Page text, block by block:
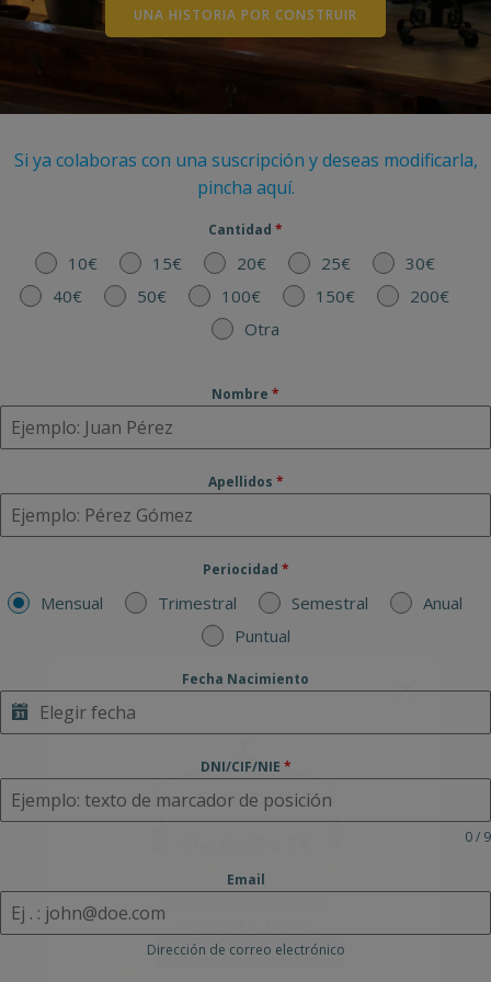
UNA HISTORIA POR CONSTRUIR
Si ya colaboras con una suscripción y deseas modificarla,
pincha aquí.
Cantidad *
10€ 15€ 20€ 25€
30€
40€
50€ 100€ 150€
200€
Otra
Nombre *
Apellidos *
Periocidad *
Mensual Trimestral Semestral
Anual
Puntual
Fecha Nacimiento
DNI/CIF/NIE *
0 / 9
Email
Dirección de correo electrónico